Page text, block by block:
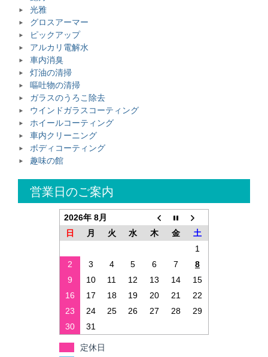
光雅
グロスアーマー
ピックアップ
アルカリ電解水
車内消臭
灯油の清掃
嘔吐物の清掃
ガラスのうろこ除去
ウインドガラスコーティング
ホイールコーティング
車内クリーニング
ボディコーティング
趣味の館
営業日のご案内
2026年 8月
日
月 火 水 木 金
土
1
2
3 4 5 6 7
8
9
10 11 12 13 14
15
16
17 18 19 20 21
22
23
24 25 26 27 28
29
30
31
定休日